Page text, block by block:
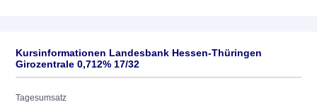
Kursinformationen Landesbank Hessen-Thüringen
Girozentrale 0,712% 17/32
Tagesumsatz